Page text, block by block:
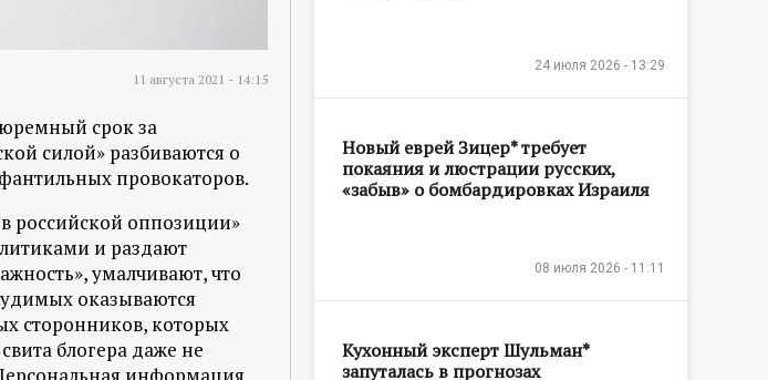
11 августа 2021 - 14:15
срок за
силой» разбиваются о
провокаторов.
российской оппозиции»
и раздают
умалчивают, что
оказываются
сторонников, которых
блогера даже не
24 июля 2026 - 13:29
Новый еврей Зицер* требует
покаяния и люстрации русских,
«забыв» о бомбардировках Израиля
08 июля 2026 - 11:11
Кухонный эксперт Шульман*
запуталась в прогнозах